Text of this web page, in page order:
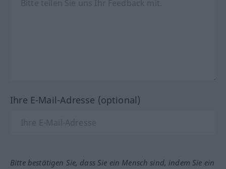
Ihre E-Mail-Adresse (optional)
Bitte bestätigen Sie, dass Sie ein Mensch sind, indem Sie ein